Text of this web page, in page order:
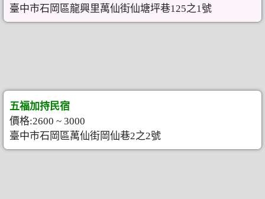
臺中市石岡區龍興里萬仙街仙塘坪巷125之1號
五福加持民宿
價格:2600 ~ 3000
臺中市石岡區萬仙街岡仙巷2之2號